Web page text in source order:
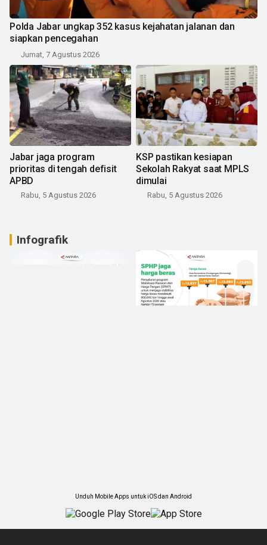
Polda Jabar ungkap 352 kasus kejahatan jalanan dan
siapkan pencegahan
Jumat, 7 Agustus 2026
Jabar jaga program
prioritas di tengah defisit
APBD
Rabu, 5 Agustus 2026
KSP pastikan kesiapan
Sekolah Rakyat saat MPLS
dimulai
Rabu, 5 Agustus 2026
Infografik
Unduh Mobile Apps untuk iOS dan Android